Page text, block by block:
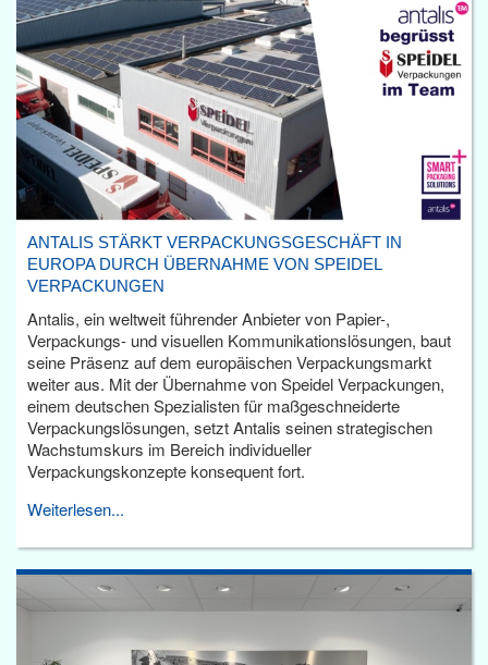
ANTALIS STÄRKT VERPACKUNGSGESCHÄFT IN
EUROPA DURCH ÜBERNAHME VON SPEIDEL
VERPACKUNGEN
Antalis, ein weltweit führender Anbieter von Papier-,
Verpackungs- und visuellen Kommunikationslösungen, baut
seine Präsenz auf dem europäischen Verpackungsmarkt
weiter aus. Mit der Übernahme von Speidel Verpackungen,
einem deutschen Spezialisten für maßgeschneiderte
Verpackungslösungen, setzt Antalis seinen strategischen
Wachstumskurs im Bereich individueller
Verpackungskonzepte konsequent fort.
Weiterlesen...